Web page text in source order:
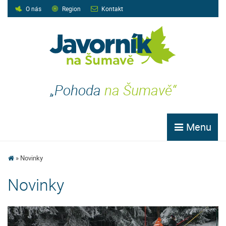
O nás Region Kontakt
„Pohoda na Šumavě“
Menu
Novinky
Novinky